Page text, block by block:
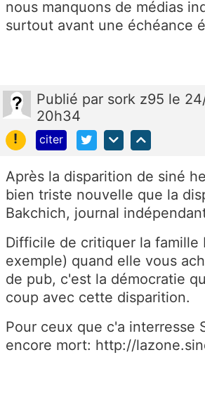
nous manquons de médias
surtout avant une échéance
Publié par sork z95 le
20h34
!
citer
Après la disparition de siné
bien triste nouvelle que la
Bakchich, journal
Difficile de critiquer la famille
exemple) quand elle vous
de pub, c'est la démocratie
coup avec cette disparition.
Pour ceux que c'a interresse
encore mort: http://